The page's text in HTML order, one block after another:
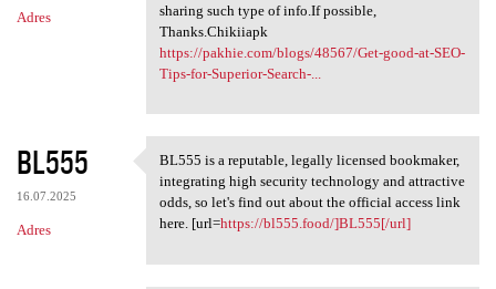
Adres
sharing such type of info.If possible,
Thanks.Chikiiapk
https://pakhie.com/blogs/48567/Get-good-at-SEO-
Tips-for-Superior-Search-...
BL555
16.07.2025
Adres
BL555 is a reputable, legally
BL555 is a reputable, legally licensed bookmaker,
integrating high security technology and attractive
odds, so let's find out about the official access link
here. [url=https://bl555.food/]BL555[/url]